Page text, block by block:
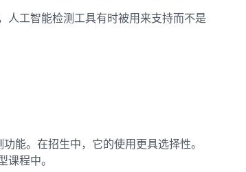
人工智能检测工具有时被用来支持而不是
能。在招生中，它的使用更具选择性。
程中。